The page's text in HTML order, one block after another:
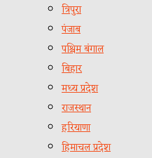
त्रिपुरा
पंजाब
पश्चिम बंगाल
बिहार
मध्य प्रदेश
राजस्थान
हरियाणा
हिमाचल प्रदेश